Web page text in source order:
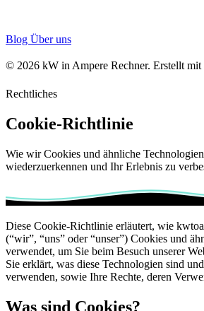
Blog Über uns
© 2026 kW in Ampere Rechner. Erstellt
Rechtliches
Cookie-Richtlinie
Wie wir Cookies und ähnliche
wiederzuerkennen und Ihr Erlebnis zu
Diese Cookie-Richtlinie erläutert, wie
(“wir”, “uns” oder “unser”) Cookies und
verwendet, um Sie beim Besuch unserer
Sie erklärt, was diese Technologien sind
verwenden, sowie Ihre Rechte, deren
Was sind Cookies?